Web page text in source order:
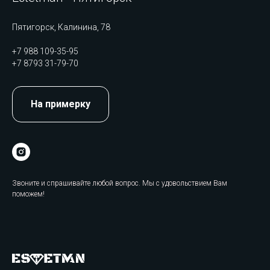
Пятигорск, Калинина, 78
+7 988 109-35-95
+7 8793 31-79-70
На примерку
Звоните и спрашивайте любой вопрос. Мы с удовольствием Вам
поможем!